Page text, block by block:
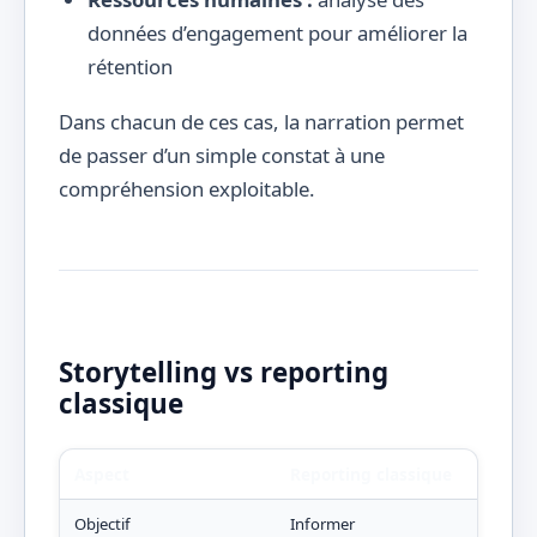
données d’engagement pour améliorer la
rétention
Dans chacun de ces cas, la narration permet
de passer d’un simple constat à une
compréhension exploitable.
Storytelling vs reporting
classique
Objectif Informer